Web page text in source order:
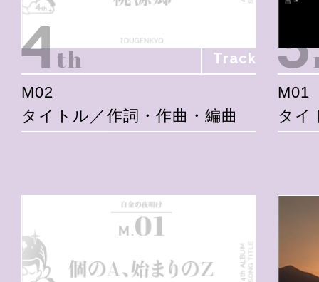
Track
M02
タイトル／作詞・作曲・編曲
M01
タイ